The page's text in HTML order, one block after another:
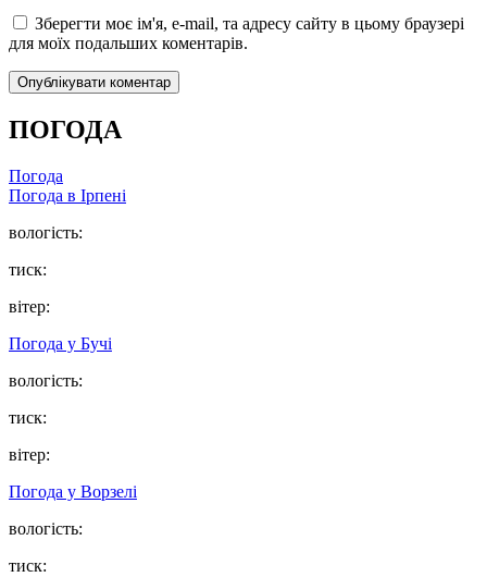
Зберегти моє ім'я, e-mail, та адресу сайту в цьому браузері
для моїх подальших коментарів.
ПОГОДА
Погода
Погода в Ірпені
вологість:
тиск:
вітер:
Погода у Бучі
вологість:
тиск:
вітер:
Погода у Ворзелі
вологість:
тиск: